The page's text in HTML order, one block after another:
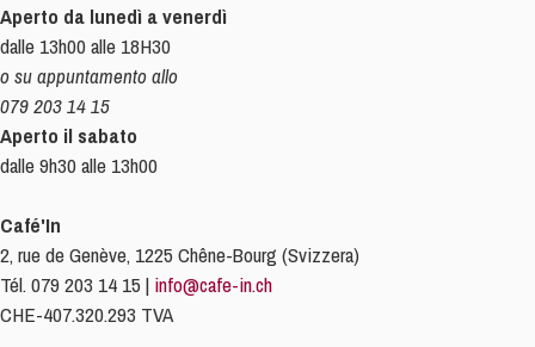
Aperto da lunedì a venerdì
dalle 13h00 alle 18H30
o su appuntamento allo
079 203 14 15
Aperto il sabato
dalle 9h30 alle 13h00
Café'In
2, rue de Genève, 1225 Chêne-Bourg (Svizzera)
Tél. 079 203 14 15 | info@cafe-in.ch
CHE-407.320.293 TVA